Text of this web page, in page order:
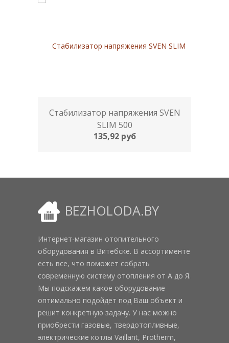
Стабилизатор напряжения SVEN
SLIM 500
135,92 руб
BEZHOLODA.BY
Интернет-магазин отопительного
оборудования в Витебске. В ассортименте
есть все, что поможет собрать
современную систему отопления от А до Я.
Мы подскажем какое оборудование
оптимально подойдет под Ваш объект и
решит конкретную задачу. У нас можно
приобрести газовые, твердотопливные,
электрические котлы Vaillant, Protherm,